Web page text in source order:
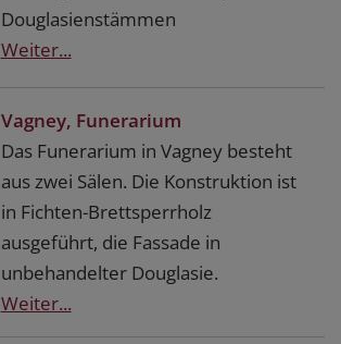
Douglasienstämmen
Weiter...
Vagney, Funerarium
Das Funerarium in Vagney besteht
aus zwei Sälen. Die Konstruktion ist
in Fichten-Brettsperrholz
ausgeführt, die Fassade in
unbehandelter Douglasie.
Weiter...